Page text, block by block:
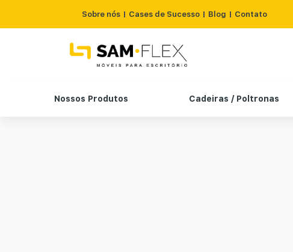
Sobre nós Cases de Sucesso Blog Contato
Nossos Produtos Cadeiras / Poltronas